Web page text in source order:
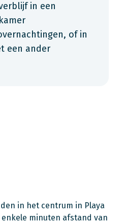
in een
of in
een ander
in het centrum in Playa
minuten afstand van